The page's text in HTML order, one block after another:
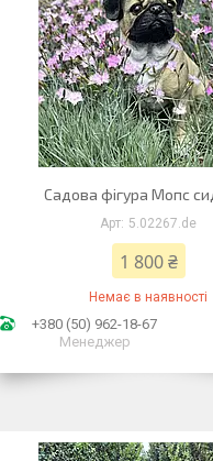
Садова фігура Мопс
5.02267.de
1 800 ₴
Немає в наявності
+380 (50) 962-18-67
Менеджер